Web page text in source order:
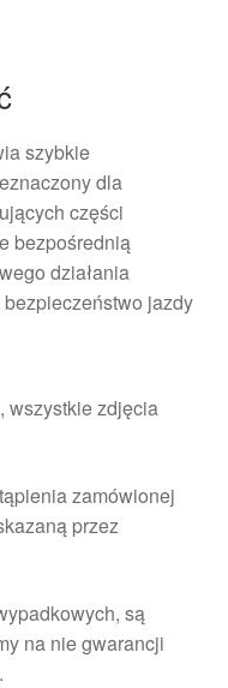
szybkie
dla
części
bezpośrednią
działania
jazdy
wszystkie zdjęcia
zamówionej
przez
są
na nie gwarancji